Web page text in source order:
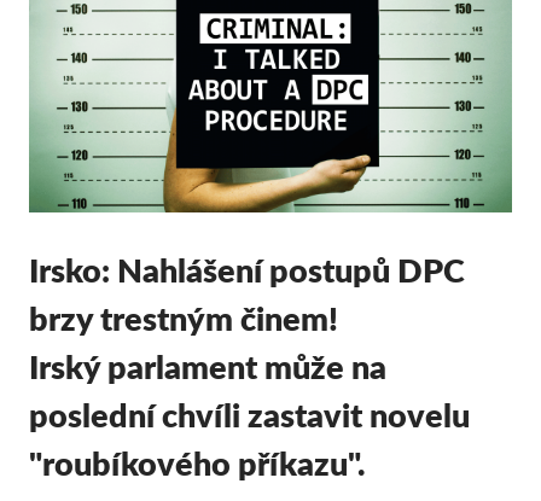
Přihlášení člena
O nás
Tým
Výroční zprávy
Kariéra
Hromadná žaloba
OnionShare
Média
Kontakt
Irsko: Nahlášení postupů DPC
brzy trestným činem!
Irský parlament může na
poslední chvíli zastavit novelu
"roubíkového příkazu".